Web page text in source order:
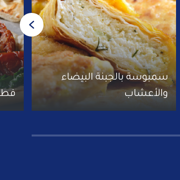
سمبوسة بالجبنة البيضاء
والأعشاب